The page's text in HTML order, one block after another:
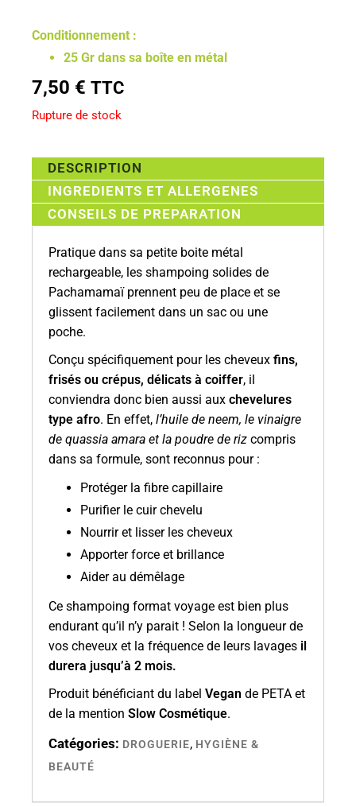
Conditionnement :
25 Gr dans sa boîte en métal
7,50 € TTC
Rupture de stock
DESCRIPTION
INGREDIENTS ET ALLERGENES
CONSEILS DE PREPARATION
Pratique dans sa petite boite métal
rechargeable, les shampoing solides de
Pachamamaï prennent peu de place et se
glissent facilement dans un sac ou une
poche.
Conçu spécifiquement pour les cheveux fins,
frisés ou crépus, délicats à coiffer, il
conviendra donc bien aussi aux chevelures
type afro. En effet, l’huile de neem, le vinaigre
de quassia amara et la poudre de riz compris
dans sa formule, sont reconnus pour :
Protéger la fibre capillaire
Purifier le cuir chevelu
Nourrir et lisser les cheveux
Apporter force et brillance
Aider au démêlage
Ce shampoing format voyage est bien plus
endurant qu’il n’y parait ! Selon la longueur de
vos cheveux et la fréquence de leurs lavages il
durera jusqu’à 2 mois.
Produit bénéficiant du label Vegan de PETA et
de la mention Slow Cosmétique.
Catégories: DROGUERIE, HYGIÈNE &
BEAUTÉ